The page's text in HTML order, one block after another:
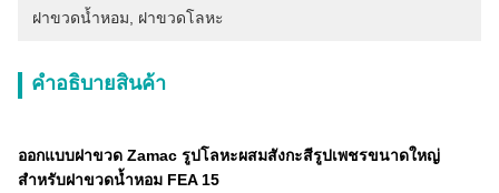
ฝาขวดน้ำหอม
ฝาขวดโลหะ
คําอธิบายสินค้า
ออกแบบฝาขวด Zamac รูปโลหะผสมสังกะสีรูปเพชรขนาดใหญ่
สำหรับฝาขวดน้ำหอม FEA 15